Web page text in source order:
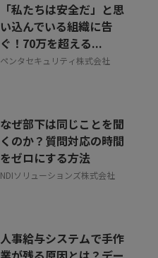
「私たちは安全だ」と思
い込んでいる組織に告
ぐ！70万を超える...
ペンタセキュリティ株式会社
なぜ部下は同じことを聞
くのか？質問対応の時間
をゼロにする方法
NDIソリューションズ株式会社
人事給与システムで手作